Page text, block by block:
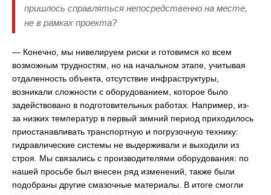
пришлось справляться непосредственно на месте,
не в рамках проекта?
— Конечно, мы нивелируем риски и готовимся ко всем
возможным трудностям, но на начальном этапе, учитывая
отдаленность объекта, отсутствие инфраструктуры,
возникали сложности с оборудованием, которое было
задействовано в подготовительных работах. Например, из-
за низких температур в первый зимний период приходилось
приостанавливать транспортную и погрузочную технику:
гидравлические системы не выдерживали и выходили из
строя. Мы связались с производителями оборудования: по
нашей просьбе был внесен ряд изменений, также были
подобраны другие смазочные материалы. В итоге смогли